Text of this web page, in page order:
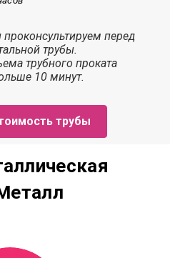
перед
трубы.
трубного проката
10 минут.
трубы